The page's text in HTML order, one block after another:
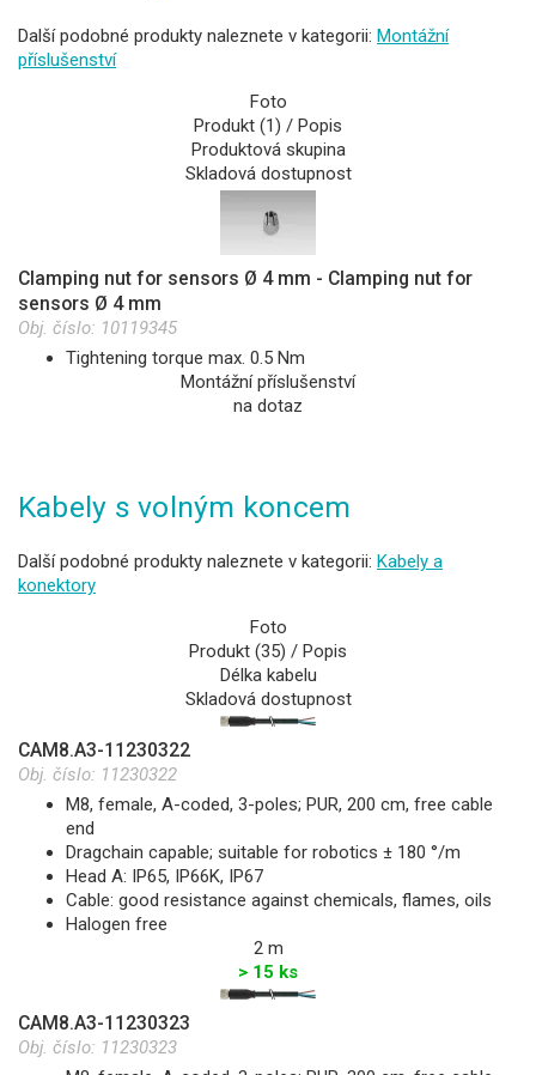
Další podobné produkty naleznete v kategorii: Montážní
příslušenství
Foto
Produkt (1) / Popis
Produktová skupina
Skladová dostupnost
Clamping nut for sensors Ø 4 mm - Clamping nut for
sensors Ø 4 mm
Obj. číslo: 10119345
Tightening torque max. 0.5 Nm
Montážní příslušenství
na dotaz
Kabely s volným koncem
Další podobné produkty naleznete v kategorii: Kabely a
konektory
Foto
Produkt (35) / Popis
Délka kabelu
Skladová dostupnost
CAM8.A3-11230322
Obj. číslo: 11230322
M8, female, A-coded, 3-poles; PUR, 200 cm, free cable
end
Dragchain capable; suitable for robotics ± 180 °/m
Head A: IP65, IP66K, IP67
Cable: good resistance against chemicals, flames, oils
Halogen free
2 m
> 15 ks
CAM8.A3-11230323
Obj. číslo: 11230323